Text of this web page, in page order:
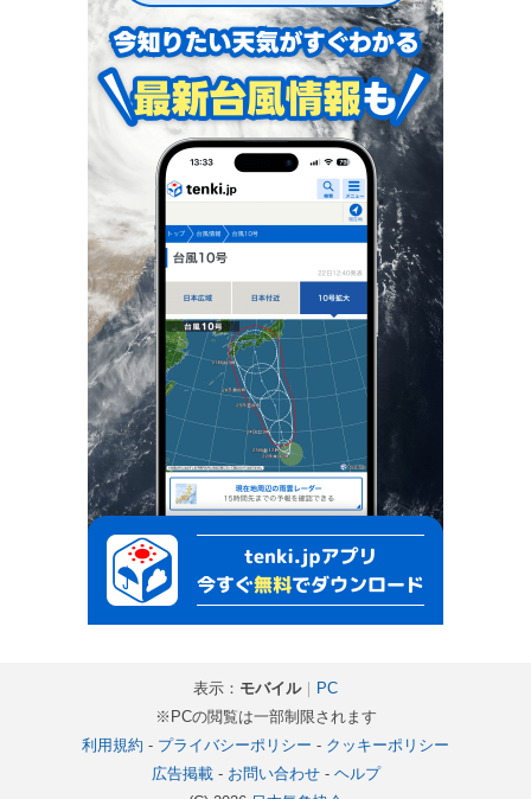
表示： モバイル｜ PC
※PCの閲覧は一部制限されます
利用規約 - プライバシーポリシー - クッキーポリシー
広告掲載- お問い合わせ- ヘルプ